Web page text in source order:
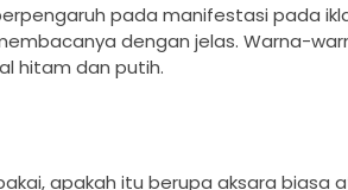
pada manifestasi pada
dengan jelas. Warna-
hitam dan putih.
apakah itu berupa aksara